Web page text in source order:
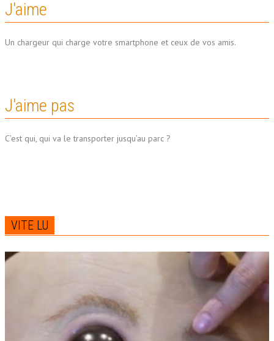
J'aime
Un chargeur qui charge votre smartphone et ceux de vos amis.
J'aime pas
C’est qui, qui va le transporter jusqu’au parc ?
VITE LU